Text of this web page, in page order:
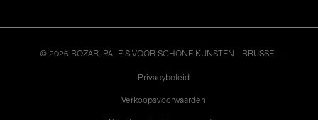
© 2026 BOZAR. PALEIS VOOR SCHONE KUNSTEN - BRUSSEL
Privacybeleid
Verkoopsvoorwaarden